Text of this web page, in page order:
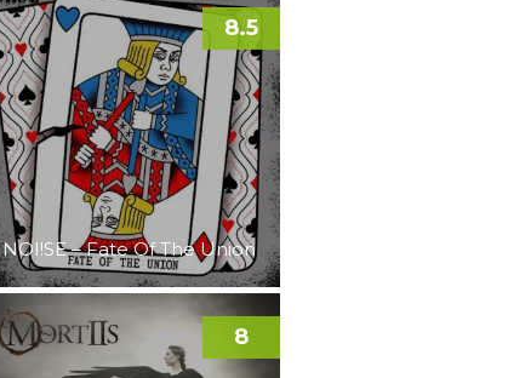
NOI!SE – Fate Of The Union
8.5
8